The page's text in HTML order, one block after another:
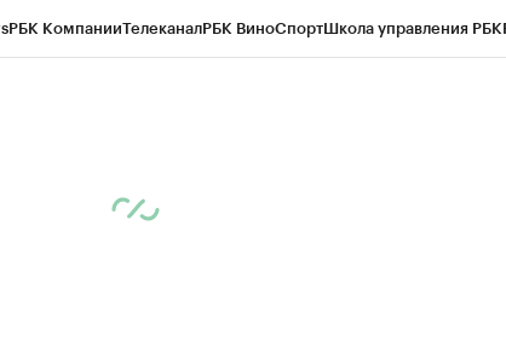
РБК КомпанииТелеканалРБК ВиноСпортШкола управления РБК